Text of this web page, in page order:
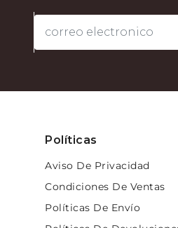
Políticas
Aviso De Privacidad
Condiciones De Ventas
Políticas De Envío